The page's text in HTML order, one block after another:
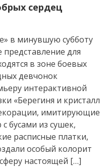
сердец
в минувшую субботу
для
в зоне боевых
девчонок
интерактивной
«Берегиня и кристалл
имитирующие
бусами из сушек,
расписные платки,
особый колорит
настоящей […]